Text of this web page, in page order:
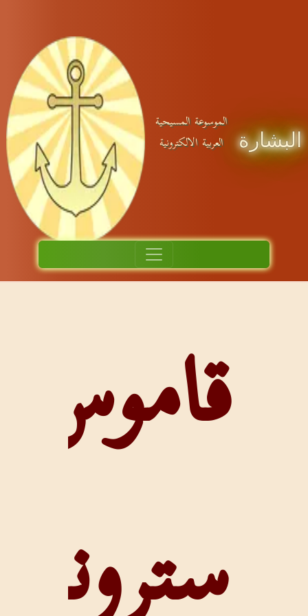
البشارة
الموسوعة المسيحية
العربية الالكترونية
قاموس